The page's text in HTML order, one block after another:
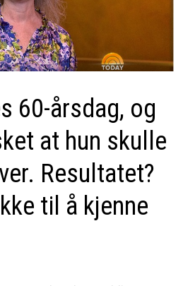
60-årsdag, og
at hun skulle
Resultatet?
til å kjenne